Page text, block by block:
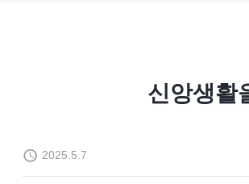
신앙생활
2025.5.7